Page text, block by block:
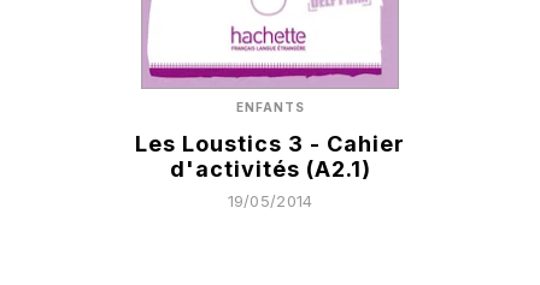
ENFANTS
Les Loustics 3 - Cahier
d'activités (A2.1)
19/05/2014